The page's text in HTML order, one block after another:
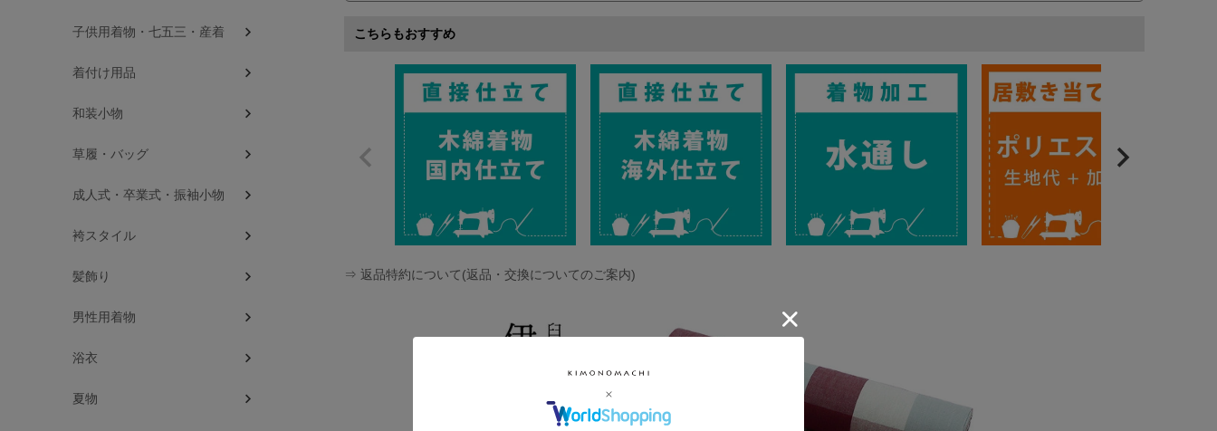
こちらもおすすめ
⇒ 返品特約について(返品・交換についてのご案内)
子供用着物・七五三・産着
着付け用品
和装小物
草履・バッグ
成人式・卒業式・振袖小物
袴スタイル
髪飾り
男性用着物
浴衣
夏物